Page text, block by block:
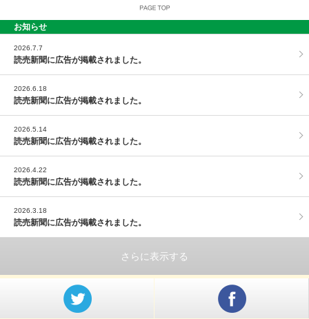
お知らせ
2026.7.7
読売新聞に広告が掲載されました。
2026.6.18
読売新聞に広告が掲載されました。
2026.5.14
読売新聞に広告が掲載されました。
2026.4.22
読売新聞に広告が掲載されました。
2026.3.18
読売新聞に広告が掲載されました。
さらに表示する
PAGE TOP